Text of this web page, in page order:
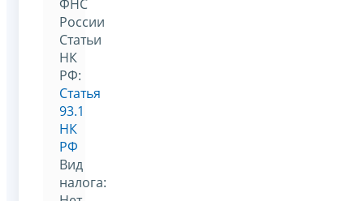
ФНС
России
Статьи
НК
РФ:
Статья
93.1
НК
РФ
Вид
налога: